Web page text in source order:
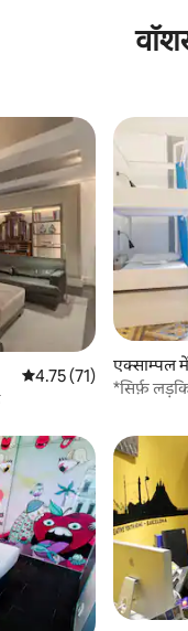
औसत रेटिंग 5 में से 4.75, 71
4.75 (71)
एक्साम्पल
*सिर्फ़